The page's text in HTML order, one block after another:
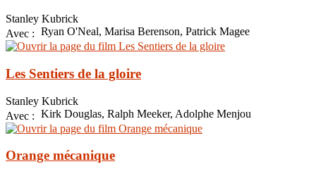
Stanley Kubrick
Avec : Ryan O'Neal, Marisa Berenson, Patrick Magee
Les Sentiers de la gloire
Stanley Kubrick
Avec : Kirk Douglas, Ralph Meeker, Adolphe Menjou
Orange mécanique